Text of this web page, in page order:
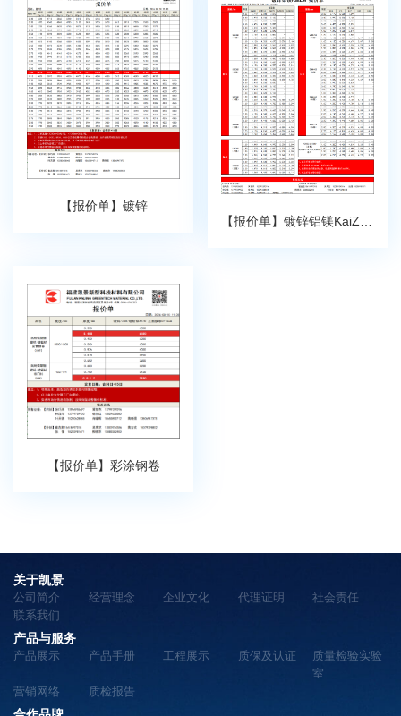
【报价单】镀锌
【报价单】镀锌铝镁KaiZM®
【报价单】彩涂钢卷
关于凯景
公司简介 经营理念 企业文化 代理证明
社会责任
联系我们
产品与服务
产品展示 产品手册 工程展示 质保及认证
质量检验实验
室
营销网络
质检报告